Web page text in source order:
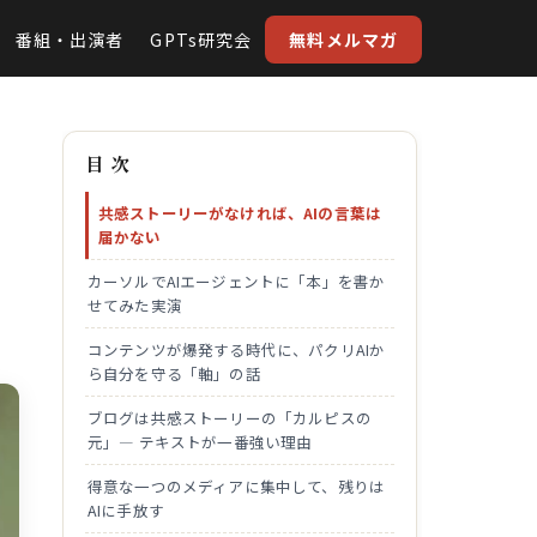
番組・出演者 GPTs研究会 無料メルマガ
目 次
共感ストーリーがなければ、AIの言葉は
届かない
カーソルでAIエージェントに「本」を書か
せてみた実演
コンテンツが爆発する時代に、パクリAIか
ら自分を守る「軸」の話
ブログは共感ストーリーの「カルピスの
元」— テキストが一番強い理由
得意な一つのメディアに集中して、残りは
AIに手放す